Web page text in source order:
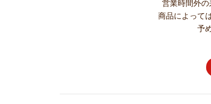
営業時間外の
商品によって
予